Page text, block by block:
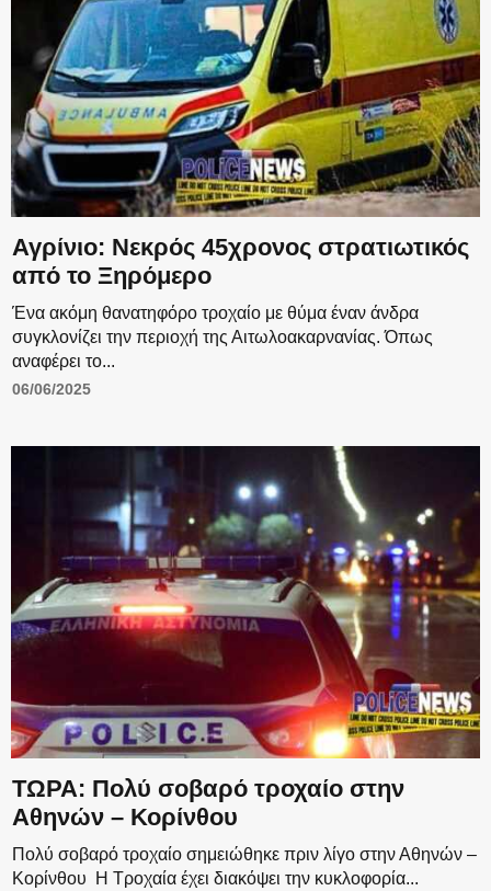
Αγρίνιο: Νεκρός 45χρονος στρατιωτικός
από το Ξηρόμερο
Ένα ακόμη θανατηφόρο τροχαίο με θύμα έναν άνδρα
συγκλονίζει την περιοχή της Αιτωλοακαρνανίας. Όπως
αναφέρει το...
06/06/2025
ΤΩΡΑ: Πολύ σοβαρό τροχαίο στην
Αθηνών – Κορίνθου
Πολύ σοβαρό τροχαίο σημειώθηκε πριν λίγο στην Αθηνών –
Κορίνθου Η Τροχαία έχει διακόψει την κυκλοφορία...